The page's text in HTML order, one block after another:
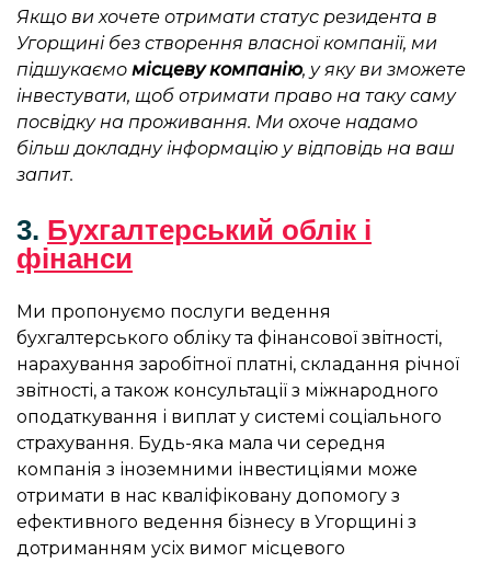
Якщо ви хочете отримати статус резидента в
Угорщині без створення власної компанії, ми
підшукаємо місцеву компанію, у яку ви зможете
інвестувати, щоб отримати право на таку саму
посвідку на проживання. Ми охоче надамо
більш докладну інформацію у відповідь на ваш
запит.
3. Бухгалтерський облік і
фінанси
Ми пропонуємо послуги ведення
бухгалтерського обліку та фінансової звітності,
нарахування заробітної платні, складання річної
звітності, а також консультації з міжнародного
оподаткування і виплат у системі соціального
страхування. Будь-яка мала чи середня
компанія з іноземними інвестиціями може
отримати в нас кваліфіковану допомогу з
ефективного ведення бізнесу в Угорщині з
дотриманням усіх вимог місцевого